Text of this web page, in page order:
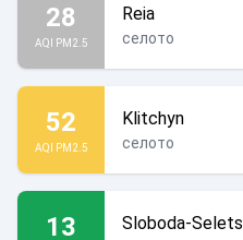
28
AQI PM2.5
Reia
селото
52
AQI PM2.5
Klitchyn
селото
13 Sloboda-Selets